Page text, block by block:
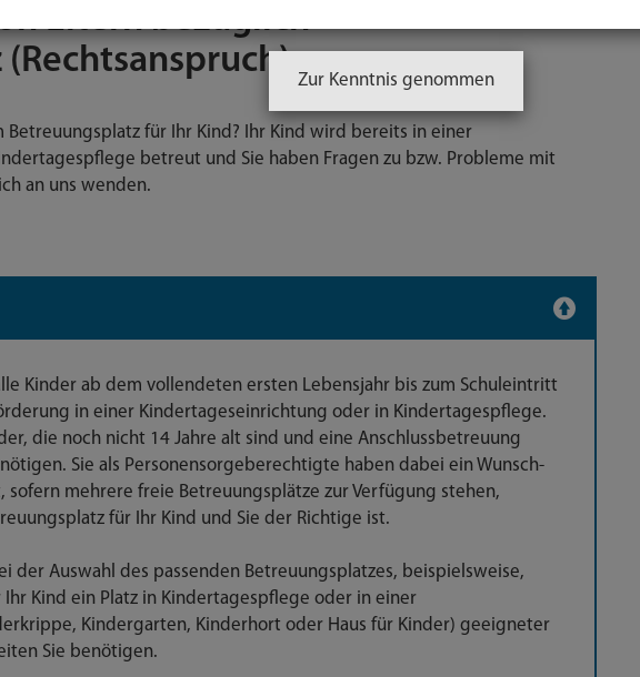
Eltern bezüglich
Betreuungsplatz für Ihr Kind? Ihr Kind wird bereits in einer
betreut und Sie haben Fragen zu bzw. Probleme mit
an uns wenden.
Kinder ab dem vollendeten ersten Lebensjahr bis zum Schuleintritt
in einer Kindertageseinrichtung oder in Kindertagespflege.
die noch nicht 14 Jahre alt sind und eine Anschlussbetreuung
Sie als Personensorgeberechtigte haben dabei ein Wunsch-
sofern mehrere freie Betreuungsplätze zur Verfügung stehen,
für Ihr Kind und Sie der Richtige ist.
der Auswahl des passenden Betreuungsplatzes, beispielsweise,
Kind ein Platz in Kindertagespflege oder in einer
Kindergarten, Kinderhort oder Haus für Kinder) geeigneter
Sie benötigen.
Zur Kenntnis genommen